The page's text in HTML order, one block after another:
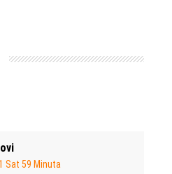
Sat 59 Minuta